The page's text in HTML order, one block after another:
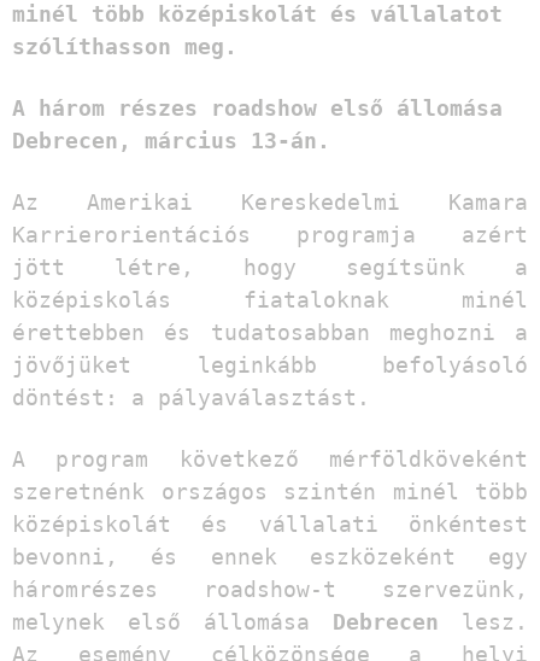
minél több középiskolát és vállalatot
szólíthasson meg.
A három részes roadshow első állomása
Debrecen, március 13-án.
Az Amerikai Kereskedelmi Kamara
Karrierorientációs programja azért
jött létre, hogy segítsünk a
középiskolás fiataloknak minél
érettebben és tudatosabban meghozni a
jövőjüket leginkább befolyásoló
döntést: a pályaválasztást.
A program következő mérföldköveként
szeretnénk országos szintén minél több
középiskolát és vállalati önkéntest
bevonni, és ennek eszközeként egy
háromrészes roadshow-t szervezünk,
melynek első állomása Debrecen lesz.
Az esemény célközönsége a helyi